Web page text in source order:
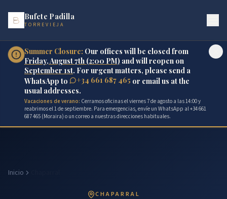
Bufete Padilla
TORREVIEJA
Summer Closure: Our offices will be closed from
Friday, August 7th (2:00 PM) and will reopen on
September 1st. For urgent matters, please send a
WhatsApp to
+34 661 687 465 or email us at the
usual addresses.
Vacaciones de verano: Cerramos oficinas el viernes 7 de agosto a las 14:00 y
reabrimos el 1 de septiembre. Para emergencias, envíe un WhatsApp al +34 661
687 465 (Moraira) o un correo a nuestras direcciones habituales.
Inicio
CHAPARRAL